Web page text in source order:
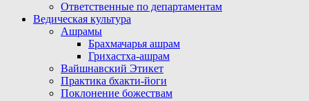
Ответственные по департаментам
Ведическая культура
Ашрамы
Брахмачарья ашрам
Грихастха-ашрам
Вайшнавский Этикет
Практика бхакти-йоги
Поклонение божествам